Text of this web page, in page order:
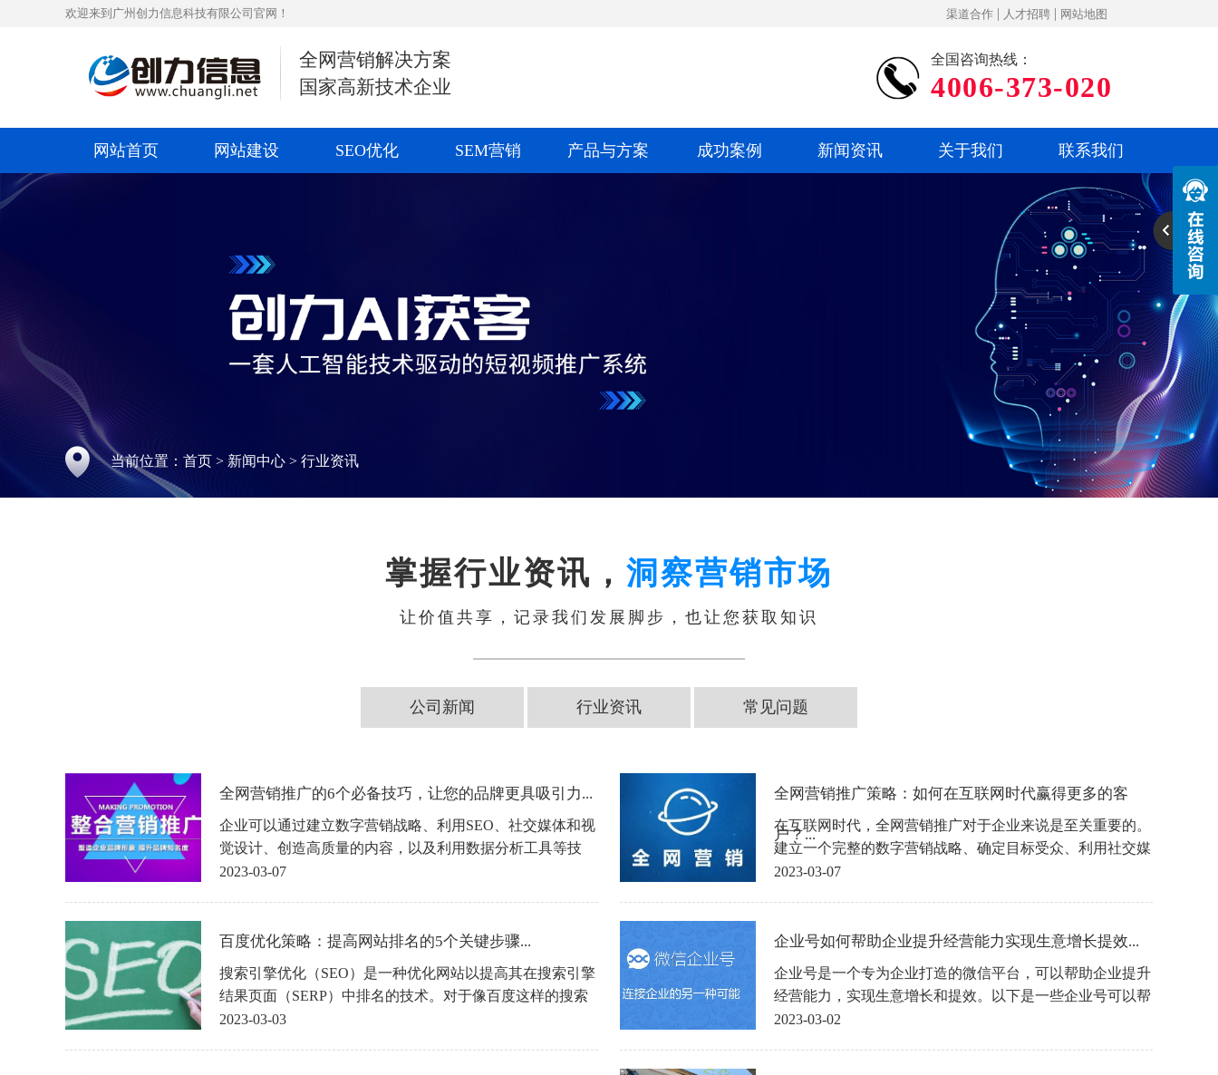
欢迎来到广州创力信息科技有限公司官网！ 渠道合作 | 人才招聘 | 网站地图
全网营销解决方案
国家高新技术企业
全国咨询热线：
4006-373-020
网站首页 网站建设 SEO优化 SEM营销 产品与方案 成功案例 新闻资讯 关于我们 联系我们
当前位置： 首页 > 新闻中心 > 行业资讯
掌握行业资讯， 洞察营销市场
让价值共享，记录我们发展脚步，也让您获取知识
公司新闻 行业资讯 常见问题
全网营销推广的6个必备技巧，让您的品牌更具吸引力...
企业可以通过建立数字营销战略、利用SEO、社交媒体和视
觉设计、创造高质量的内容，以及利用数据分析工具等技
巧，提高品牌的吸引力和竞争力，赢得更多的客户和销售机
2023-03-07
全网营销推广策略：如何在互联网时代赢得更多的客
户？...
在互联网时代，全网营销推广对于企业来说是至关重要的。
建立一个完整的数字营销战略、确定目标受众、利用社交媒
体、利用影响力营销和不断改进和优化，可以帮助企业在全
2023-03-07
百度优化策略：提高网站排名的5个关键步骤...
搜索引擎优化（SEO）是一种优化网站以提高其在搜索引擎
结果页面（SERP）中排名的技术。对于像百度这样的搜索
引擎，网站排名可以直接影响网站的流量和曝光率。
2023-03-03
企业号如何帮助企业提升经营能力实现生意增长提效...
企业号是一个专为企业打造的微信平台，可以帮助企业提升
经营能力，实现生意增长和提效。以下是一些企业号可以帮
助企业实现这些目标的方法
2023-03-02